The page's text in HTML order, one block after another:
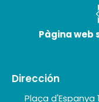
Pàgina web
Dirección
Plaça d'Espanya